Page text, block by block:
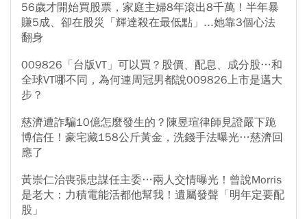
56歲才開始買股票，家庭主婦8年滾出8千萬！半年暴
賺5成、卻在股災「輝達殺在最低點」...她靠3個心法
翻身
009826「台版VT」可以買？股價、配息、成分股…和
全球VT哪不同，為何連周冠男都說009826上市是邁大
步？
慈濟遭詐騙10億怎麼發生的？陳昱瑄律師見證嚴下跪
博信任！豪宅藏158公斤黃金，洗錢手法曝光…慈濟回
應了
黃崇仁治喪張忠謀任主委…兩人交情曝光！曾說Morris
是老大：力積電能活都他幫我！遺屬發聲「明年定要配
股」